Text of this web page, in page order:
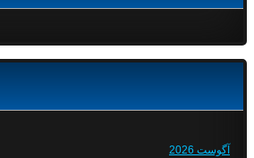
آگوست 2026